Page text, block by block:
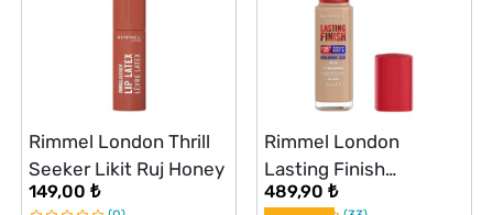
Rimmel London Thrill
Seeker Likit Ruj Honey
149,00 ₺
Rimmel London
Lasting Finish
Fondöten #100
489,90 ₺